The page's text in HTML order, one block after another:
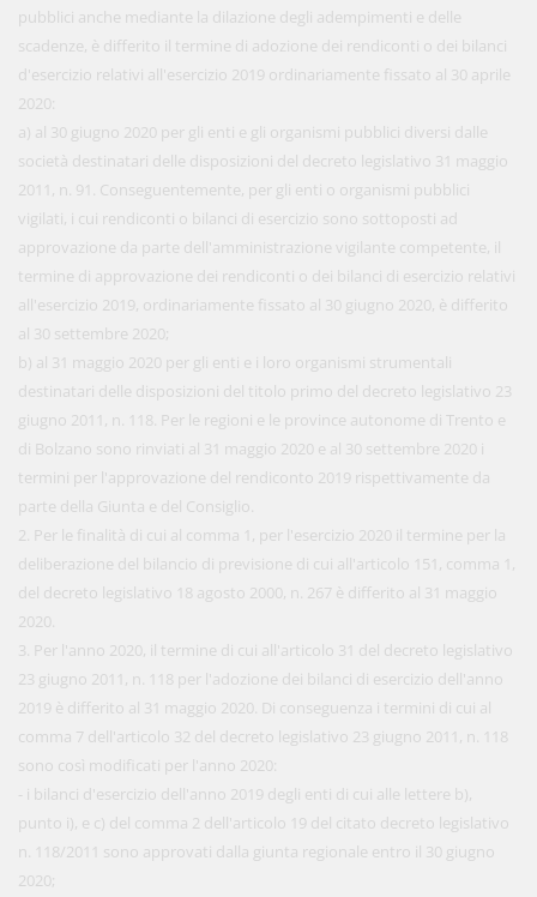
pubblici anche mediante la dilazione degli adempimenti e delle
scadenze, è differito il termine di adozione dei rendiconti o dei bilanci
d'esercizio relativi all'esercizio 2019 ordinariamente fissato al 30 aprile
2020:
a) al 30 giugno 2020 per gli enti e gli organismi pubblici diversi dalle
società destinatari delle disposizioni del decreto legislativo 31 maggio
2011, n. 91. Conseguentemente, per gli enti o organismi pubblici
vigilati, i cui rendiconti o bilanci di esercizio sono sottoposti ad
approvazione da parte dell'amministrazione vigilante competente, il
termine di approvazione dei rendiconti o dei bilanci di esercizio relativi
all'esercizio 2019, ordinariamente fissato al 30 giugno 2020, è differito
al 30 settembre 2020;
b) al 31 maggio 2020 per gli enti e i loro organismi strumentali
destinatari delle disposizioni del titolo primo del decreto legislativo 23
giugno 2011, n. 118. Per le regioni e le province autonome di Trento e
di Bolzano sono rinviati al 31 maggio 2020 e al 30 settembre 2020 i
termini per l'approvazione del rendiconto 2019 rispettivamente da
parte della Giunta e del Consiglio.
2. Per le finalità di cui al comma 1, per l'esercizio 2020 il termine per la
deliberazione del bilancio di previsione di cui all'articolo 151, comma 1,
del decreto legislativo 18 agosto 2000, n. 267 è differito al 31 maggio
2020.
3. Per l'anno 2020, il termine di cui all'articolo 31 del decreto legislativo
23 giugno 2011, n. 118 per l'adozione dei bilanci di esercizio dell'anno
2019 è differito al 31 maggio 2020. Di conseguenza i termini di cui al
comma 7 dell'articolo 32 del decreto legislativo 23 giugno 2011, n. 118
sono così modificati per l'anno 2020:
- i bilanci d'esercizio dell'anno 2019 degli enti di cui alle lettere b),
punto i), e c) del comma 2 dell'articolo 19 del citato decreto legislativo
n. 118/2011 sono approvati dalla giunta regionale entro il 30 giugno
2020;